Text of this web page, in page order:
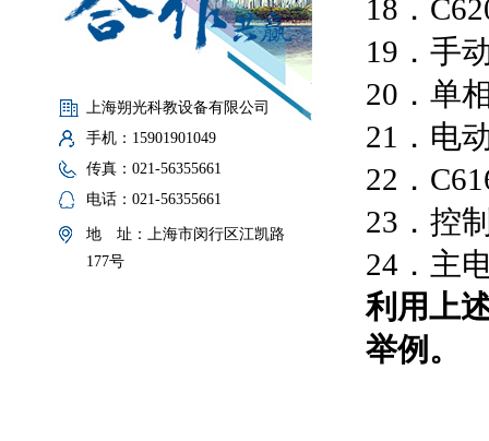
上海朔光科教设备有限公司
手机：15901901049
传真：021-56355661
电话：021-56355661
地 址：上海市闵行区江凯路
177号
18．
19．手
20．单
21．电
22．
23．控
24．
利用上
举例。